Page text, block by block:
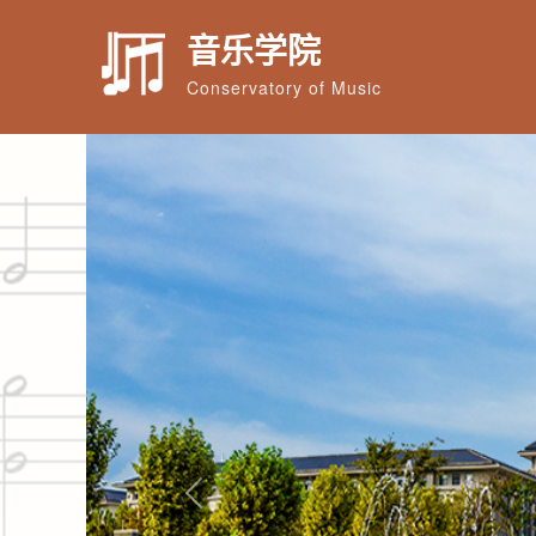
音乐学院
Conservatory of Music
Previous